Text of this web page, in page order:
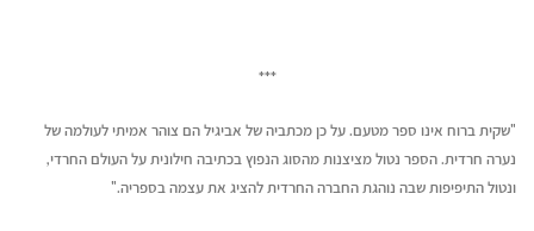
***
"שקית ברוח אינו ספר מטעם. על כן מכתביה של אביגיל הם צוהר אמיתי לעולמה של
נערה חרדית. הספר נטול מציצנות מהסוג הנפוץ בכתיבה חילונית על העולם החרדי,
ונטול התיפיפות שבה נוהגת החברה החרדית להציג את עצמה בספריה."